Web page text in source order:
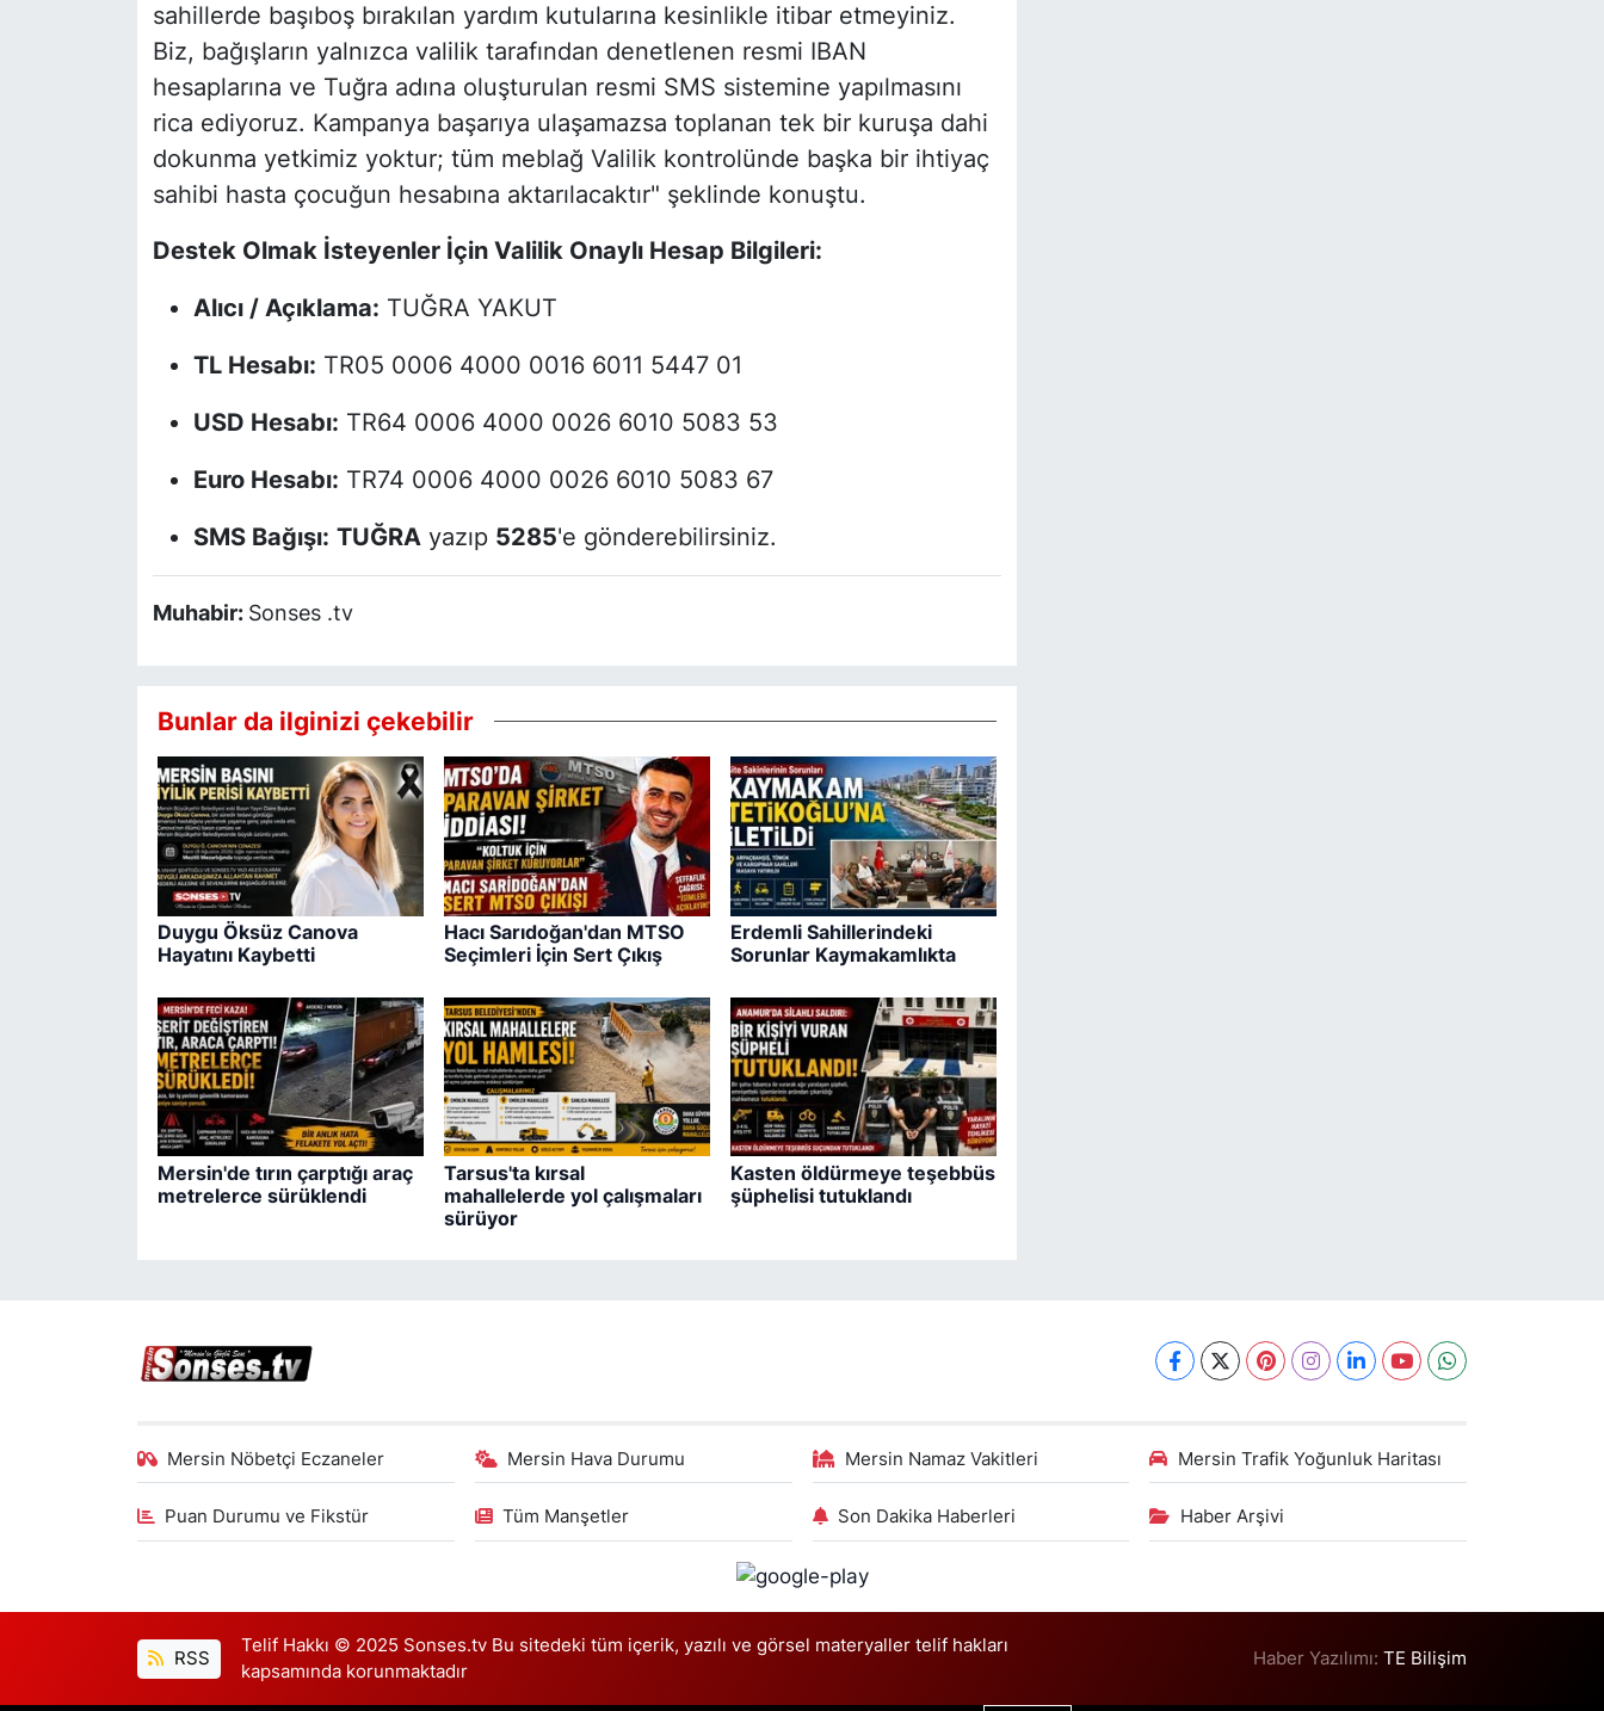
sahillerde başıboş bırakılan yardım kutularına kesinlikle itibar etmeyiniz.
Biz, bağışların yalnızca valilik tarafından denetlenen resmi IBAN
hesaplarına ve Tuğra adına oluşturulan resmi SMS sistemine yapılmasını
rica ediyoruz. Kampanya başarıya ulaşamazsa toplanan tek bir kuruşa dahi
dokunma yetkimiz yoktur; tüm meblağ Valilik kontrolünde başka bir ihtiyaç
sahibi hasta çocuğun hesabına aktarılacaktır" şeklinde konuştu.
Destek Olmak İsteyenler İçin Valilik Onaylı Hesap Bilgileri:
Alıcı / Açıklama: TUĞRA YAKUT
TL Hesabı: TR05 0006 4000 0016 6011 5447 01
USD Hesabı: TR64 0006 4000 0026 6010 5083 53
Euro Hesabı: TR74 0006 4000 0026 6010 5083 67
SMS Bağışı: TUĞRAyazıp 5285'e gönderebilirsiniz.
Muhabir: Sonses .tv
Bunlar da ilginizi çekebilir
Duygu Öksüz Canova
Hayatını Kaybetti
Hacı Sarıdoğan'dan MTSO
Seçimleri İçin Sert Çıkış
Erdemli Sahillerindeki
Sorunlar Kaymakamlıkta
Mersin'de tırın çarptığı araç
metrelerce sürüklendi
Tarsus'ta kırsal
mahallelerde yol çalışmaları
sürüyor
Kasten öldürmeye teşebbüs
şüphelisi tutuklandı
Mersin Nöbetçi Eczaneler Mersin Hava Durumu Mersin Namaz Vakitleri Mersin Trafik Yoğunluk Haritası
Puan Durumu ve Fikstür Tüm Manşetler Son Dakika Haberleri Haber Arşivi
RSS
Telif Hakkı © 2025 Sonses.tv Bu sitedeki tüm içerik, yazılı ve görsel materyaller telif hakları
kapsamında korunmaktadır
Haber Yazılımı:TE Bilişim